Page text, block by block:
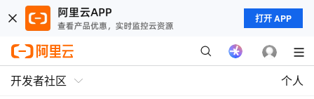
打开 APP
开发者社区 个人